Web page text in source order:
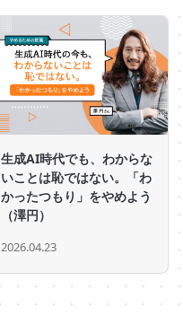
生成AI時代でも、わからな
いことは恥ではない。「わ
かったつもり」をやめよう
（澤円）
2026.04.23